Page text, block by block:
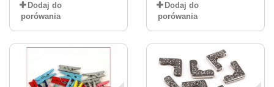
Dodaj do
porówania
Dodaj do
porówania